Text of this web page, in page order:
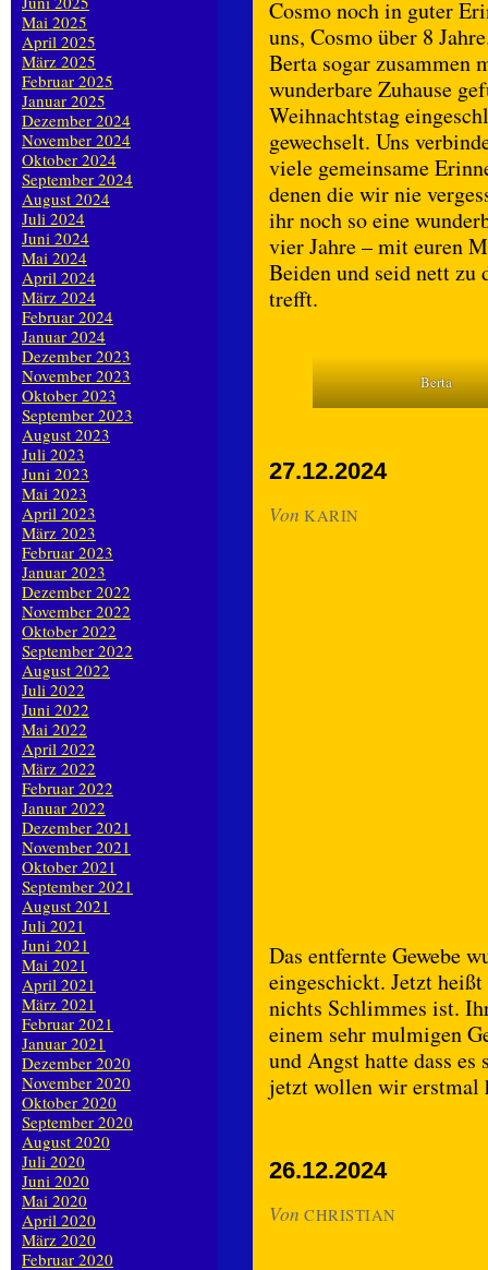
Cosmo noch in guter
uns, Cosmo über 8
Berta sogar zusammen
wunderbare Zuhause
Weihnachtstag
gewechselt. Uns
viele gemeinsame
denen die wir nie
ihr noch so eine
vier Jahre – mit euren
Beiden und seid nett zu
trefft.
Berta
27.12.2024
Von KARIN
Das entfernte Gewebe
eingeschickt. Jetzt
nichts Schlimmes ist.
einem sehr mulmigen
und Angst hatte dass
jetzt wollen wir erstmal
26.12.2024
Von CHRISTIAN
Mai 2025
April 2025
März 2025
Februar 2025
Januar 2025
Dezember 2024
November 2024
Oktober 2024
September 2024
August 2024
Juli 2024
Juni 2024
Mai 2024
April 2024
März 2024
Februar 2024
Januar 2024
Dezember 2023
November 2023
Oktober 2023
September 2023
August 2023
Juli 2023
Juni 2023
Mai 2023
April 2023
März 2023
Februar 2023
Januar 2023
Dezember 2022
November 2022
Oktober 2022
September 2022
August 2022
Juli 2022
Juni 2022
Mai 2022
April 2022
März 2022
Februar 2022
Januar 2022
Dezember 2021
November 2021
Oktober 2021
September 2021
August 2021
Juli 2021
Juni 2021
Mai 2021
April 2021
März 2021
Februar 2021
Januar 2021
Dezember 2020
November 2020
Oktober 2020
September 2020
August 2020
Juli 2020
Juni 2020
Mai 2020
April 2020
März 2020
Februar 2020